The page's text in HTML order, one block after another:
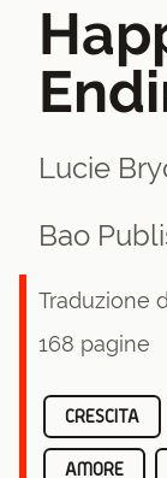
Lucie
Bao
Traduzione
168 pagine
CRESCITA
AMORE